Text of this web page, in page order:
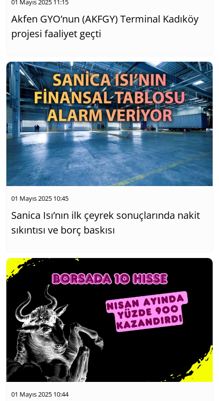
01 Mayıs 2025 11:15
Akfen GYO’nun (AKFGY) Terminal Kadıköy
projesi faaliyet geçti
01 Mayıs 2025 10:45
Sanica Isı’nın ilk çeyrek sonuçlarında nakit
sıkıntısı ve borç baskısı
01 Mayıs 2025 10:44